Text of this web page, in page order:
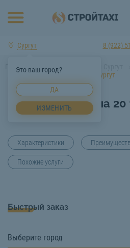
Сургут
Это ваш город?
ДА
ИЗМЕНИТЬ
8 (922)
Главная Аренда спецтехники Сургут
Бортовая машина 20 тонн Сургут
Бортовая машина 20
Характеристики
Похожие услуги
Быстрый заказ
Выберите город